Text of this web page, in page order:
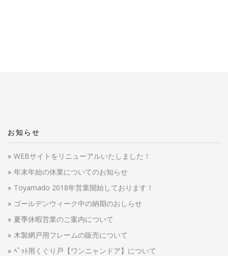
お知らせ
WEBサイトをリニューアルいたしました！
年末年始の休業についてのお知らせ
Toyamado 2018年営業開始しております！
ゴールデンウィーク中の納期のおしらせ
夏季休暇営業のご案内について
木製網戸用フレームの販売について
ﾍﾟｯﾄ用くぐり戸【ワンニャンドア】について